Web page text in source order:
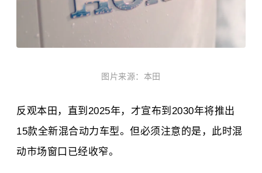
图片来源：本田
反观本田，直到2025年，才宣布到2030年将推出
15款全新混合动力车型。但必须注意的是，此时混
动市场窗口已经收窄。